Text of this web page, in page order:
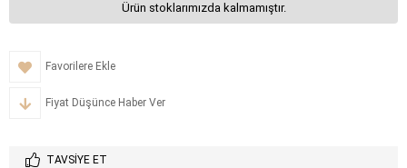
Ürün stoklarımızda kalmamıştır.
Favorilere Ekle
Fiyat Düşünce Haber Ver
TAVSIYE ET